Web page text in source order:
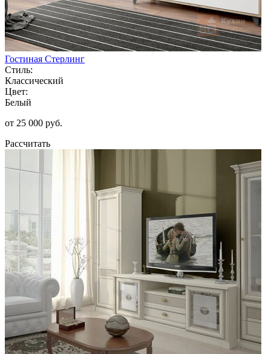
Гостиная Стерлинг
Стиль:
Классический
Цвет:
Белый
от 25 000 руб.
Рассчитать